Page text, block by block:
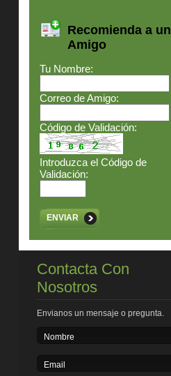
Recomienda a un
Amigo
Tu Nombre:
Correo de Amigo:
Código de Validación:
Introduzca el Código de
Validación:
ENVIAR
Contacta Con
Nosotros
Envianos un mensaje o pregunta.